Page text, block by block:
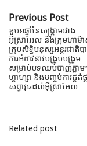
Previous Post
ខួប១ឆ្នាំនៃសង្គ្រាមរវាង
អ៊ីស្រាអែល និងក្រុមហាម៉
ក្រុមសិទ្ធិមនុស្សអន្តរជាតិបា
ការអំពាវនាវបង្រួបបង្រួម
សម្រាប់បទឈប់បាញ់ភ្លាម
ហ្គាហ្សា និងបញ្ចប់ការផ្គត់ផ្
សព្វាវុធដល់អ៊ីស្រាអែល
Related post